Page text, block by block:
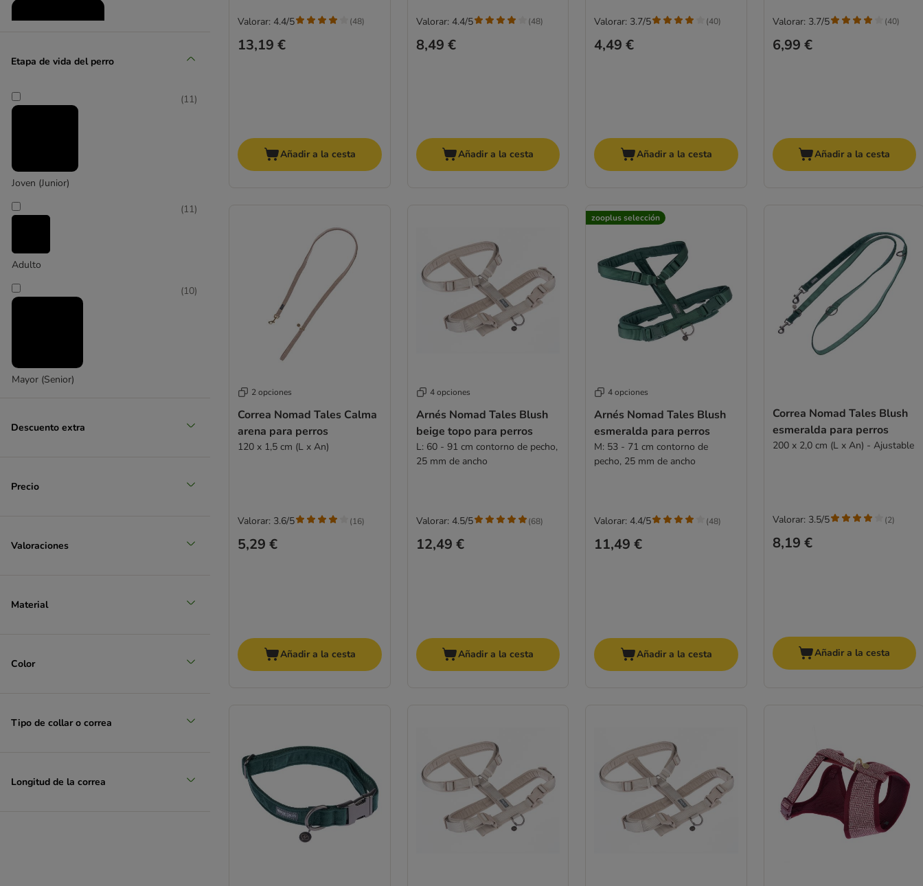
mediano 11 - 25 kg
Etapa de vida del perro
Joven (Junior)
(11)
Adulto
(11)
Mayor (Senior)
(10)
Descuento extra
Precio
Valoraciones
Material
Color
Tipo de collar o correa
Longitud de la correa
13,19 €
Valorar: 4.4/5 (48)
Añadir a la cesta
8,49 €
Valorar: 4.4/5 (48)
Añadir a la cesta
4,49 €
Valorar: 3.7/5 (40)
Añadir a la cesta
6,99 €
Valorar: 3.7/5 (40)
Añadir a la cesta
2 opciones
Correa Nomad Tales Calma
arena para perros
120 x 1,5 cm (L x An)
5,29 €
Valorar: 3.6/5 (16)
Añadir a la cesta
4 opciones
Arnés Nomad Tales Blush
beige topo para perros
L: 60 - 91 cm contorno de pecho,
25 mm de ancho
12,49 €
Valorar: 4.5/5 (68)
Añadir a la cesta
zooplus selección
4 opciones
Arnés Nomad Tales Blush
esmeralda para perros
M: 53 - 71 cm contorno de
pecho, 25 mm de ancho
11,49 €
Valorar: 4.4/5 (48)
Añadir a la cesta
Correa Nomad Tales Blush
esmeralda para perros
200 x 2,0 cm (L x An) - Ajustable
8,19 €
Valorar: 3.5/5 (2)
Añadir a la cesta